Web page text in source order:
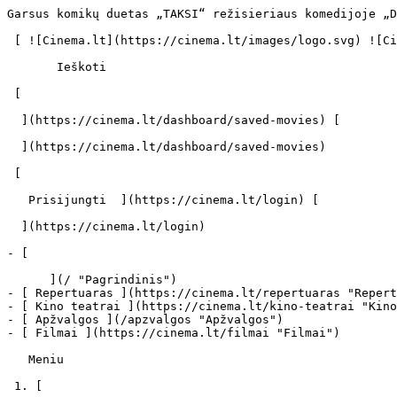
Garsus komikų duetas „TAKSI“ režisieriaus komedijoje „DVIGUBAS NULIS“ - cinema.lt                            Ieškoti     

 [ ![Cinema.lt](https://cinema.lt/images/logo.svg) ![Cinema.lt](https://cinema.lt/images/favicon.svg) ](https://cinema.lt "Cinema.lt")

       Ieškoti     

 [  

  ](https://cinema.lt/dashboard/saved-movies) [  

  ](https://cinema.lt/dashboard/saved-movies)

 [  

   Prisijungti  ](https://cinema.lt/login) [  

  ](https://cinema.lt/login) 

- [  

      ](/ "Pagrindinis")
- [ Repertuaras ](https://cinema.lt/repertuaras "Repertuaras")
- [ Kino teatrai ](https://cinema.lt/kino-teatrai "Kino teatrai")
- [ Apžvalgos ](/apzvalgos "Apžvalgos")
- [ Filmai ](https://cinema.lt/filmai "Filmai")

   Meniu   

 1. [ 

      cinema.lt  ](/)
2. [  Naujienos  ](https://cinema.lt/naujienos)
3. Garsus komikų duetas „TAKSI“ režisieriaus komedijoje „DVIGUBAS NULIS“

Garsus komikų duetas „TAKSI“ režisieriaus komedijoje „DVIGUBAS NULIS“
=====================================================================

Lapkričio mėnesį UAB „Garsų pasaulio įrašai“ pristato neįtikėtinai linksmą ir nuotaikingą komediją „Dvigubas nulis“. Pagrindiniai filmo personažai - Benas ir Bilas – patys netalentingiausi slaptieji agentai, visiški kvailiai, absoliutūs nuliai. Kam gi kitam, jei ne jiems patikėti super sudėtingą, visiškai slaptą užduotį?

Pagrindinius vaidmenis šioje komedijoje sukūrė garsus komikų duetas Eric Judor ir Ramzy Bedia, turmpai vadinami tiesiog Eric&amp;Ramzy.

Būsimosios žvaigždės Ericas ir Ramzis susitiko 1994 m. ir savo kaip dueto karjerą pradėjo įvairiose Prayžiaus scenose. Po poros metų jie išgarsėjo visoje Prancūzijoje su nuotaikinga radijo laida, kurioje patys vaidino ir vedančiuosius, ir klausytojus.

Netrukus po sėkmingos radijo laidos, Ericas ir Ramzis pradėjo gauti daugybes pakvietimų į įvairiausias pokalbių ir šou laidas televizijoje. Galiausiai, jiems buvo pasiūlyti pagrindiniai vaidmenys populiariausioje prancūzų situacijų komedijų laidoje „H“, kur jauniaji komikai turėjo galimybę dirbti su galybe kino ir teatro žvaigždžių. Erco ir Ramzio vedama laida net 3 metus laikėsi topų viršūnėse, o jie patys tapo mylimiausiais šalies komikais.

2001 m. Ericas ir Ramzis debiutavo kine su filmu „La Tour Montparnasse Infernale“. Filmą Prancūzijoje pamatė daugiau nei 2 milijonai žiūrovų ir jis tapo vienu pelningiausių metų filmų.

 Dalintis

 [ ![Facebook](https://cinema.lt/images/socials/facebook_icon.svg) ](https://www.facebook.com/sharer/sharer.php?u=https%3A%2F%2Fcinema.lt%2Fnaujienos%2Fgarsus-komiku-duetas-taksi-rezisieriaus-komedijoje-dvigubas-nulis)[ ![Messenger](https://cinema.lt/images/socials/messenger_icon.svg) ](https://www.facebook.com/dialog/send?link=https%3A%2F%2Fcinema.lt%2Fnaujienos%2Fgarsus-komiku-duetas-taksi-rezisieriaus-komedijoje-dvigubas-nulis&redirect_uri=https%3A%2F%2Fcinema.lt%2Fnaujienos%2Fgarsus-komiku-duetas-taksi-rezisieriaus-komedijoje-dvigubas-nulis)[ ![LinkedIn](https://cinema.lt/images/socials/linkedin_icon.svg) ](https://www.linkedin.com/sharing/share-offsite/?url=https%3A%2F%2Fcinema.lt%2Fnaujienos%2Fgarsus-komiku-duetas-taksi-rezisieriaus-komedijoje-dvigubas-nulis)  

 [  

   Atgal į sąrašą  ](https://cinema.lt/naujienos) [  Kitas straipsnis   

  ](https://cinema.lt/naujienos/tik-dukra-padejo-filmo-mobilusis-zvaigzdei-kim-basinger-atsigauti-po-skaudziu-skyrybu) 

 Kino teatrai šiuo metu rodo 
-----------------------------

- ![](https://cinema.lt/images/bookmarks/bookmark.svg)   

     [    ![Labas, Frida! filmo online nuotraukos](https://s3.eu-central-1.amazonaws.com/cinema-lt/images/movies/poster/eabeb8c7423200576fc670ff7cb1cf84/c/KVIvyK13SpsU99qD-2xl.webp)  ![rotten_tomatoes](https://cinema.lt/images/ratings/rotten_tomatoes.svg) 93% 

    ###  Labas, Frida! 

    ####  Hola Frida! 

     ](https://cinema.lt/filmai/labas-frida#movie-title "Labas, Frida!")
- ![](https://cinema.lt/images/bookmarks/bookmark.svg)   

     [    ![Žmogus Voras: Nauja Diena filmo online nuotraukos](https://s3.eu-central-1.amazonaws.com/cinema-lt/images/movies/poster/8fa00520330c886ea5ed16cb4f8c36e9/c/aBMZ5v17wLxGtyqa-2xl.webp)  

    ###  Žmogus Voras: Nauja Diena 

    ####  Spider-Man: Brand New Day 

     ](https://cinema.lt/filmai/zmogus-voras-nauja-diena#movie-title "Žmogus Voras: Nauja Diena")
- ![](https://cinema.lt/images/bookmarks/bookmark.svg)   

     [    ![Pakalikai Ir Monstrai filmo online nuotraukos](https://s3.eu-central-